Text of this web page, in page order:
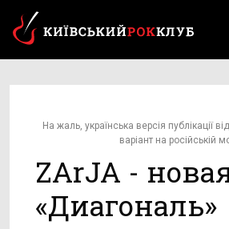
На жаль, українська версія публікації
варіант на російській
ZArJA -
«Диагональ»